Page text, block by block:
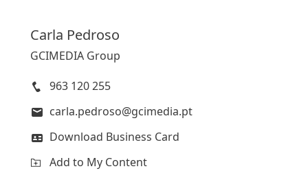
Carla Pedroso
GCIMEDIA Group
963 120 255
carla.pedroso@gcimedia.pt
Download Business Card
Add to My Content